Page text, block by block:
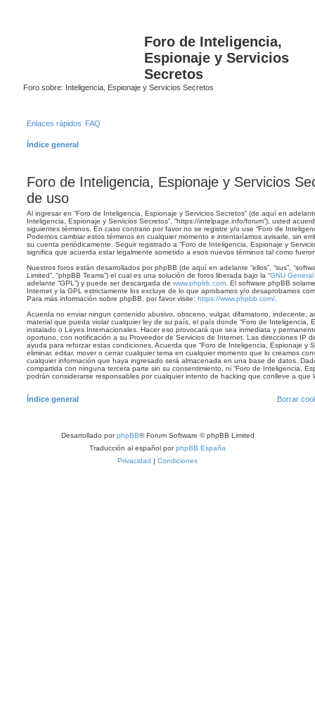
Foro de Inteligencia,
Espionaje y Servicios
Secretos
Foro sobre: Inteligencia, Espionaje y Servicios Secretos
Enlaces rápidos FAQ
Índice general
Foro de Inteligencia, Espionaje y Servicios
de uso
Al ingresar en “Foro de Inteligencia, Espionaje y Servicios Secretos” (de aquí en adelante
Inteligencia, Espionaje y Servicios Secretos”, “https://intelpage.info/forum”), usted
siguientes términos. En caso contrario por favor no se registre y/o use “Foro de
Podemos cambiar estos términos en cualquier momento e intentaríamos avisarle, sin
su cuenta periódicamente. Seguir registrado a “Foro de Inteligencia, Espionaje y
significa que acuerda estar legalmente sometido a esos nuevos términos tal como
Nuestros foros están desarrollados por phpBB (de aquí en adelante “ellos”, “sus”,
Limited”, “phpBB Teams”) el cual es una solución de foros liberada bajo la “GNU
adelante “GPL”) y puede ser descargada de www.phpbb.com . El software phpBB
Internet y la GPL estrictamente los excluye de lo que aprobamos y/o desaprobamos
Para más información sobre phpBB, por favor visite: https://www.phpbb.com/
Acuerda no enviar ningun contenido abusivo, obsceno, vulgar, difamatorio, indecente,
material que pueda violar cualquier ley de su país, el país donde “Foro de Inteligencia,
instalado o Leyes Internacionales. Hacer eso provocará que sea inmediata y
oportuno, con notificación a su Proveedor de Servicios de Internet. Las direcciones IP
ayuda para reforzar estas condiciones. Acuerda que “Foro de Inteligencia, Espionaje y
eliminar, editar, mover o cerrar cualquier tema en cualquier momento que lo creamos
cualquier información que haya ingresado será almacenada en una base de datos.
compartida con ninguna tercera parte sin su consentimiento, ni “Foro de Inteligencia,
podrán considerarse responsables por cualquier intento de hacking que conlleve a que
Índice general Borrar
Desarrollado porphpBB® Forum Software © phpBB Limited
Traducción al español porphpBB España
Privacidad | Condiciones